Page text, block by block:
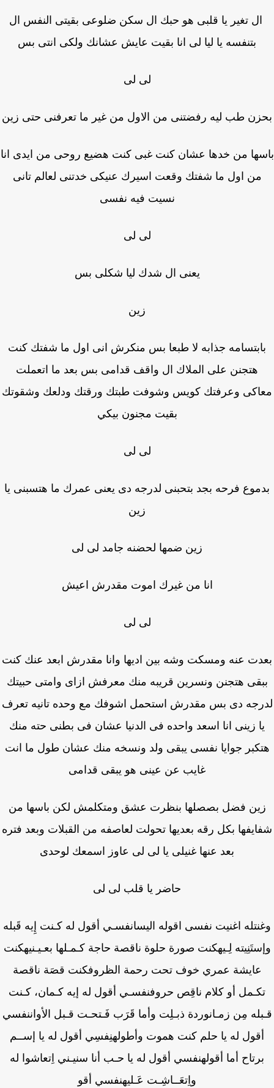
تغير يا قلبى هو حبك ال سكن ضلوعى بقيتى النفس ال
بتنفسه يا ليا لى انا بقيت عايش عشانك ولكى انتى بس
لى لى
طب ليه رفضتنى من الاول من غير ما تعرفنى حتى زين
من خدها عشان كنت غبى كنت هضيع روحى من ايدى انا
من اول ما شفتك وقعت اسيرك عنيكى خدتنى لعالم تانى
نسيت فيه نفسى
لى لى
يعنى ال شدك ليا شكلى بس
زين
جذابه لا طبعا بس منكرش انى اول ما شفتك كنت
هتجنن على الملاك ال واقف قدامى بس بعد ما اتعملت
وعرفتك كويس وشوفت طبتك ورقتك ودلعك وشقوتك
بقيت مجنون بيكي
لى لى
فرحه بجد بتحبنى لدرجه دى يعنى عمرك ما هتسبنى يا
زين
زين ضمها لحضنه جامد لى لى
انا من غيرك اموت مقدرش اعيش
لى لى
عنه ومسكت وشه بين اديها وانا مقدرش ابعد عنك كنت
هتجنن ونسرين قريبه منك معرفش ازاى وامتى حبيتك
دى بس مقدرش استحمل اشوفك مع وحده تانيه تعرف
زينى انا اسعد واحده فى الدنيا عشان فى بطنى حته منك
جوايا نفسى يبقى ولد ونسخه منك عشان طول ما انت
غايب عن عينى هو يبقى قدامى
فضل بصصلها بنظرت عشق ومتكلمش لكن باسها من
بكل رقه بعديها تحولت لعاصفه من القبلات وبعد فتره
بعد عنها غنيلى يا لى لى عاوز اسمعك لوحدى
حاضر يا قلب لى لى
اغنيت نفسى اقوله اليسانفسـي أقول له كـنت إِيه قَبله
لِـيهكنت صورة حلوة ناقصة حاجة كـمـلها بعـيـنيهكنت
عايشة عمري خوف تحت رحمة الظروفكنت قصَة ناقصة
أو كلام ناقِص حروفنفسـي أقول له إيه كـمان، كـنت
مِن زمـانوردة ذبـلِت وأما قَرَب فَـتحـت قـبل الأواننفسي
له يا حلم كنت هموت وأطولهنِفسِي أقول له يا إســم
أما أقولهنفسي أقول له يا حـب أنا سنيـني اِتعاشوا له
واِتعَــاشِـت عَـليهنفسي أقو